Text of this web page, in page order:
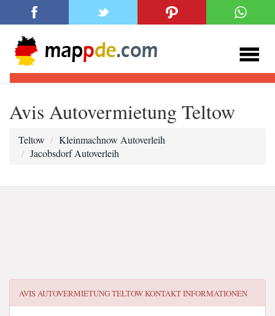
Avis Autovermietung Teltow
Teltow
Kleinmachnow Autoverleih
Jacobsdorf Autoverleih
AVIS AUTOVERMIETUNG TELTOWKONTAKT INFORMATIONEN